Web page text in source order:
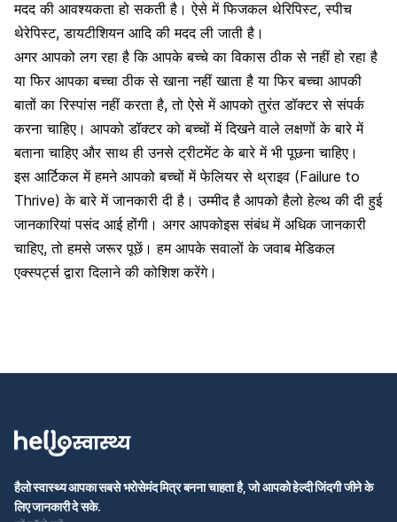
मदद की आवश्यकता हो सकती है। ऐसे में फिजकल थेरिपिस्ट, स्पीच
थेरेपिस्ट, डायटीशियन आदि की मदद ली जाती है।
अगर आपको लग रहा है कि आपके बच्चे का विकास ठीक से नहीं हो रहा है
या फिर आपका बच्चा ठीक से खाना नहीं खाता है या फिर बच्चा आपकी
बातों का रिस्पांस नहीं करता है, तो ऐसे में आपको तुरंत डॉक्टर से संपर्क
करना चाहिए। आपको डॉक्टर को बच्चों में दिखने वाले लक्षणों के बारे में
बताना चाहिए और साथ ही उनसे ट्रीटमेंट के बारे में भी पूछना चाहिए।
इस आर्टिकल में हमने आपको बच्चों में फेलियर से थ्राइव (Failure to
Thrive) के बारे में जानकारी दी है। उम्मीद है आपकोहैलो हेल्थ की दी हुई
जानकारियां पसंद आई होंगी। अगर आपकोइस संबंध में अधिक जानकारी
चाहिए, तो हमसे जरूर पूछें। हम आपके सवालों के जवाब मेडिकल
एक्स्पर्ट्स द्वारा दिलाने की कोशिश करेंगे।
हैलो स्वास्थ्य आपका सबसे भरोसेमंद मित्र बनना चाहता है, जो आपको हेल्दी जिंदगी जीने के
लिए जानकारी दे सके.